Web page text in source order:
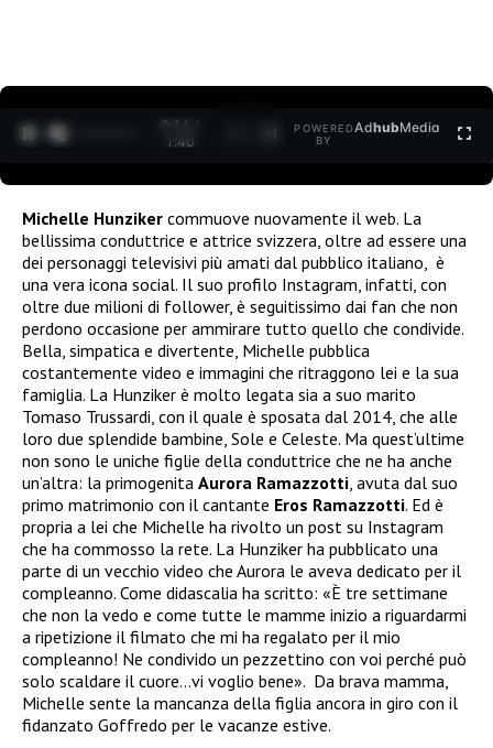
0:15 /
1:40
POWERED
BY
AdhubMedia
Michelle Hunziker commuove nuovamente il web. La
bellissima conduttrice e attrice svizzera, oltre ad essere una
dei personaggi televisivi più amati dal pubblico italiano, è
una vera icona social. Il suo profilo Instagram, infatti, con
oltre due milioni di follower, è seguitissimo dai fan che non
perdono occasione per ammirare tutto quello che condivide.
Bella, simpatica e divertente, Michelle pubblica
costantemente video e immagini che ritraggono lei e la sua
famiglia. La Hunziker è molto legata sia a suo marito
Tomaso Trussardi, con il quale è sposata dal 2014, che alle
loro due splendide bambine, Sole e Celeste. Ma quest’ultime
non sono le uniche figlie della conduttrice che ne ha anche
un’altra: la primogenita Aurora Ramazzotti , avuta dal suo
primo matrimonio con il cantante Eros Ramazzotti. Ed è
propria a lei che Michelle ha rivolto un post su Instagram
che ha commosso la rete. La Hunziker ha pubblicato una
parte di un vecchio video che Aurora le aveva dedicato per il
compleanno. Come didascalia ha scritto: «È tre settimane
che non la vedo e come tutte le mamme inizio a riguardarmi
a ripetizione il filmato che mi ha regalato per il mio
compleanno! Ne condivido un pezzettino con voi perché può
solo scaldare il cuore…vi voglio bene». Da brava mamma,
Michelle sente la mancanza della figlia ancora in giro con il
fidanzato Goffredo per le vacanze estive.